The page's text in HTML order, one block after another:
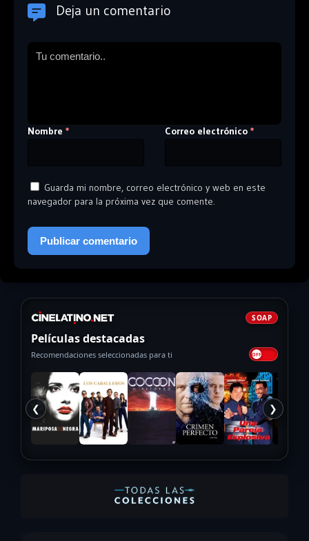
Deja un comentario
Nombre * Correo electrónico *
Guarda mi nombre, correo electrónico y web en este
navegador para la próxima vez que comente.
SOAP
Películas destacadas
Recomendaciones seleccionadas para ti
❮ ❯